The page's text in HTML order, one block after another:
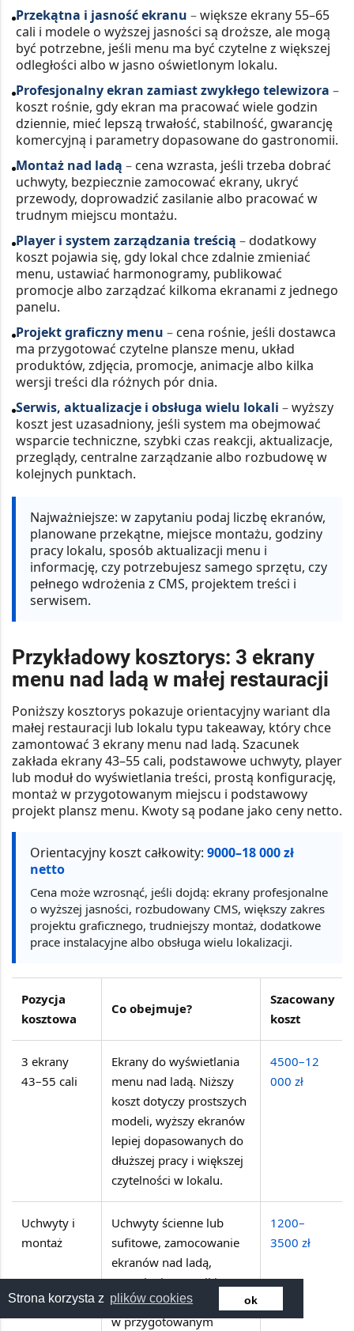
Strona korzysta z plików cookies ok
Przekątna i jasność ekranu –większe ekrany 55–65
cali i modele o wyższej jasności są droższe, ale mogą
być potrzebne, jeśli menu ma być czytelne z większej
odległości albo w jasno oświetlonym lokalu.
Profesjonalny ekran zamiast zwykłego telewizora –
koszt rośnie, gdy ekran ma pracować wiele godzin
dziennie, mieć lepszą trwałość, stabilność, gwarancję
komercyjną i parametry dopasowane do gastronomii.
Montaż nad ladą – cena wzrasta, jeśli trzeba dobrać
uchwyty, bezpiecznie zamocować ekrany, ukryć
przewody, doprowadzić zasilanie albo pracować w
trudnym miejscu montażu.
Player i system zarządzania treścią –dodatkowy
koszt pojawia się, gdy lokal chce zdalnie zmieniać
menu, ustawiać harmonogramy, publikować
promocje albo zarządzać kilkoma ekranami z jednego
panelu.
Projekt graficzny menu – cena rośnie, jeśli dostawca
ma przygotować czytelne plansze menu, układ
produktów, zdjęcia, promocje, animacje albo kilka
wersji treści dla różnych pór dnia.
Serwis, aktualizacje i obsługa wielu lokali –wyższy
koszt jest uzasadniony, jeśli system ma obejmować
wsparcie techniczne, szybki czas reakcji, aktualizacje,
przeglądy, centralne zarządzanie albo rozbudowę w
kolejnych punktach.
Najważniejsze: w zapytaniu podaj liczbę ekranów,
planowane przekątne, miejsce montażu, godziny
pracy lokalu, sposób aktualizacji menu i
informację, czy potrzebujesz samego sprzętu, czy
pełnego wdrożenia z CMS, projektem treści i
serwisem.
Przykładowy kosztorys: 3 ekrany
menu nad ladą w małej restauracji
Poniższy kosztorys pokazuje orientacyjny wariant dla
małej restauracji lub lokalu typu takeaway, który chce
zamontować 3 ekrany menu nad ladą. Szacunek
zakłada ekrany 43–55 cali, podstawowe uchwyty, player
lub moduł do wyświetlania treści, prostą konfigurację,
montaż w przygotowanym miejscu i podstawowy
projekt plansz menu. Kwoty są podane jako ceny netto.
Orientacyjny koszt całkowity: 9000–18 000 zł
netto
Cena może wzrosnąć, jeśli dojdą: ekrany profesjonalne
o wyższej jasności, rozbudowany CMS, większy zakres
projektu graficznego, trudniejszy montaż, dodatkowe
prace instalacyjne albo obsługa wielu lokalizacji.
Pozycja
kosztowa
Co obejmuje?
Szacowany
koszt
3 ekrany
43–55 cali
Ekrany do wyświetlania
menu nad ladą. Niższy
koszt dotyczy prostszych
modeli, wyższy ekranów
lepiej dopasowanych do
dłuższej pracy i większej
czytelności w lokalu.
4500–12
000 zł
Uchwyty i
montaż
Uchwyty ścienne lub
sufitowe, zamocowanie
ekranów nad ladą,
ustawienie pozycji i
podstawowe podłączenie
w przygotowanym
1200–
3500 zł